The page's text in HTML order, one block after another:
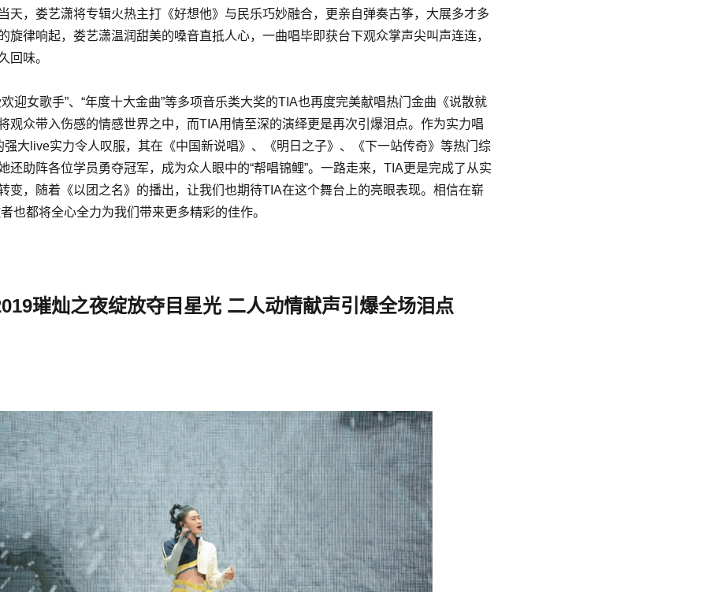
天，娄艺潇将专辑火热主打《好想他》与民乐巧妙融合，更亲自弹奏古筝，大展多才多
旋律响起，娄艺潇温润甜美的嗓音直抵人心，一曲唱毕即获台下观众掌声尖叫声连连，
回味。
迎女歌手”、“年度十大金曲”等多项音乐类大奖的TIA也再度完美献唱热门金曲《说散就
观众带入伤感的情感世界之中，而TIA用情至深的演绎更是再次引爆泪点。作为实力唱
大live实力令人叹服，其在《中国新说唱》、《明日之子》、《下一站传奇》等热门综
还助阵各位学员勇夺冠军，成为众人眼中的“帮唱锦鲤”。一路走来，TIA更是完成了从实
变，随着《以团之名》的播出，让我们也期待TIA在这个舞台上的亮眼表现。相信在崭
也都将全心全力为我们带来更多精彩的佳作。
璀灿之夜绽放夺目星光 二人动情献声引爆全场泪点